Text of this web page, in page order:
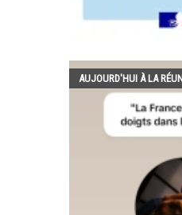
AUJOURD'HUI À LA